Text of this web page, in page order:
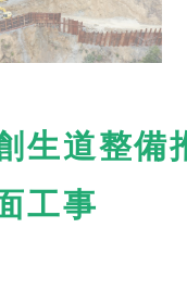
生道整備
工事